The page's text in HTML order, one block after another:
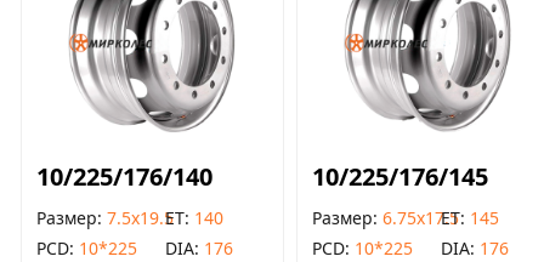
10/225/176/140
Размер 7.5x19.5
PCD 10*225
ET 140
DIA 176
10/225/176/145
Размер 6.75x17.5
PCD 10*225
ET 145
DIA 176